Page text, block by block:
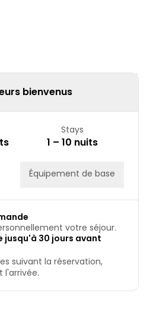
bienvenus
Stays
1 – 10 nuits
Équipement de base
votre séjour.
30 jours avant
suivant la réservation,
l'arrivée.